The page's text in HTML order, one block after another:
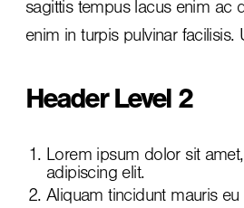
sagittis tempus lacus enim ac
enim in turpis pulvinar facilisis.
Header Level 2
Lorem ipsum dolor sit
adipiscing elit.
Aliquam tincidunt mauris eu